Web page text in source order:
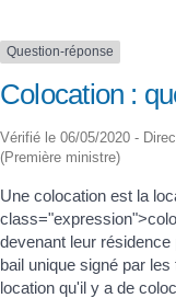
Question-réponse
Colocation :
Vérifié le 06/05/2020 -
(Première ministre)
Une colocation est la
devenant leur
bail unique signé par
location qu'il y a de